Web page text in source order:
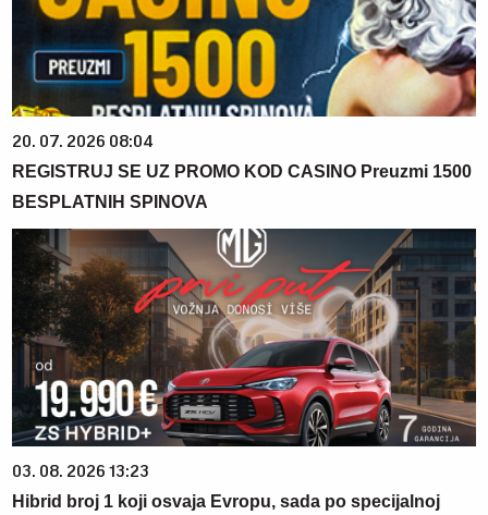
20. 07. 2026 08:04
REGISTRUJ SE UZ PROMO KOD CASINO Preuzmi 1500
BESPLATNIH SPINOVA
03. 08. 2026 13:23
Hibrid broj 1 koji osvaja Evropu, sada po specijalnoj